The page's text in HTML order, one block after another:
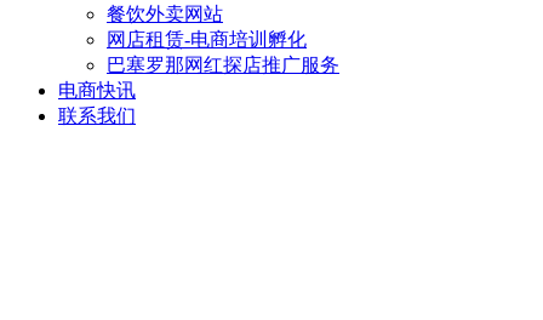
餐饮外卖网站
网店租赁-电商培训孵化
巴塞罗那网红探店推广服务
电商快讯
联系我们